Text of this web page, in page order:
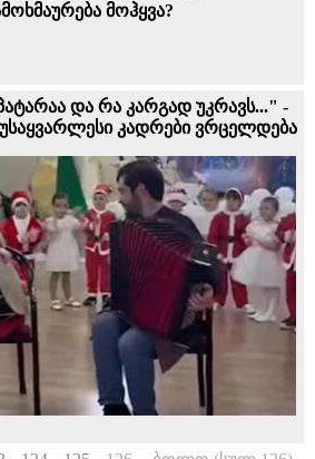
მოჰყვა?
და რა კარგად უკრავს..." -
კადრები ვრცელდება